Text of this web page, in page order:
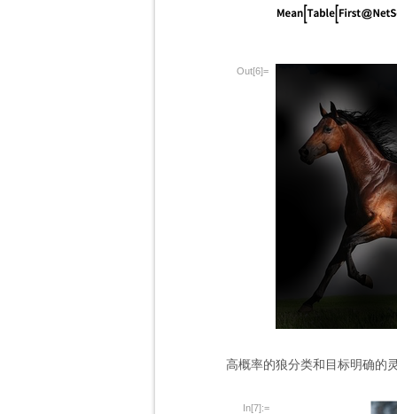
Out[6]=
高概率的狼分类和目标明确的
In[7]:=